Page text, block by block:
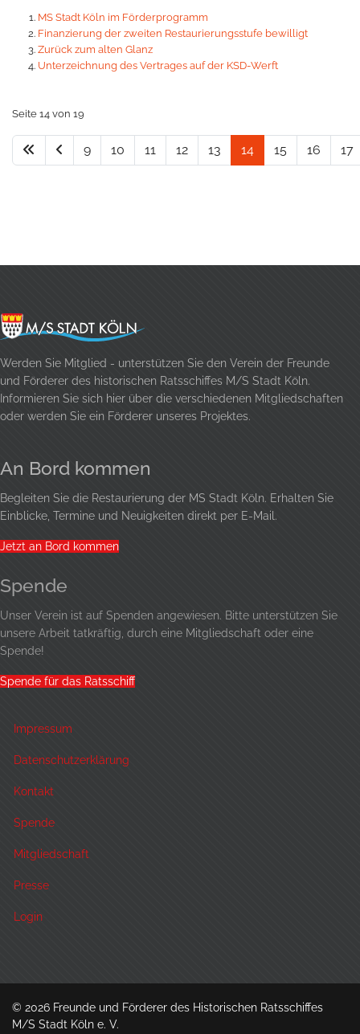
MS Stadt Köln im Förderprogramm
Finanzierung der zweiten Restaurierungsstufe bewilligt
Zurück zum alten Glanz
Unterzeichnung des Vertrages auf der KSD-Werft
Seite 14 von 19
9 10 11 12 13 14 15 16 17
Werden Sie Mitglied - unterstützen Sie den Verein der Freunde
und Förderer des historischen Ratsschiffes M/S Stadt Köln.
Informieren Sie sich hier über die verschiedenen Mitgliedschaften
oder werden Sie ein Förderer unseres Projektes.
An Bord kommen
Begleiten Sie die Restaurierung der MS Stadt Köln. Erhalten Sie
Einblicke, Termine und Neuigkeiten direkt per E-Mail.
Jetzt an Bord kommen
Spende
Unser Verein ist auf Spenden angewiesen. Bitte unterstützen Sie
unsere Arbeit tatkräftig, durch eine Mitgliedschaft oder eine
Spende!
Spende für das Ratsschiff
Impressum
Datenschutzerklärung
Kontakt
Spende
Mitgliedschaft
Presse
Login
© 2026 Freunde und Förderer des Historischen Ratsschiffes
M/S Stadt Köln e. V.